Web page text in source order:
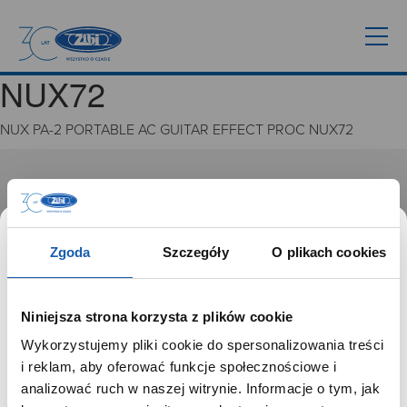
Zgoda Szczegóły O plikach cookies
Niniejsza strona korzysta z plików cookie
Wykorzystujemy pliki cookie do spersonalizowania treści
i reklam, aby oferować funkcje społecznościowe i
analizować ruch w naszej witrynie. Informacje o tym, jak
NUX72
NUX PA-2 PORTABLE AC GUITAR EFFECT PROC NUX72
GRUPA ZIBI
Historia
Misja, wizja i wartości Grupy Zibi
Ważne daty
Zgoda na ciasteczka
PRODUKTY
Zegarki
SZANOWNY UŻYTKOWNIKU,
SZANOWNA UŻYTKOWNICZKO